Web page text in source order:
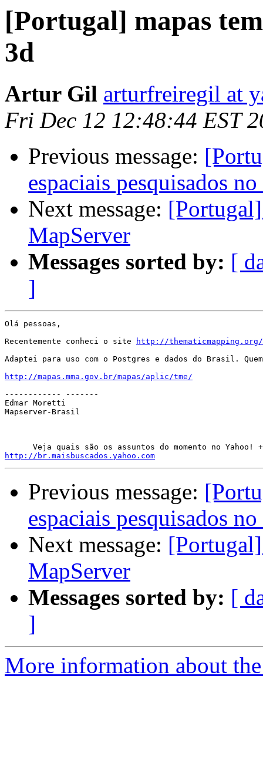
[Portugal] mapas
3d
Artur Gil arturfreiregil at
Fri Dec 12 12:48:44 EST
Previous message:
espaciais pesquisados
Next message:
MapServer
Messages sorted by: [
]
Olá pessoas,
Recentemente conheci o site
http://thematicmapping.org/
Adaptei para uso com o Postgres e dados do Brasil.
http://mapas.mma.gov.br/mapas/aplic/tme/
------------ -------
Edmar Moretti
Mapserver-Brasil
http://br.maisbuscados.yahoo.com
Previous message:
espaciais pesquisados
Next message:
MapServer
Messages sorted by: [
]
More information about